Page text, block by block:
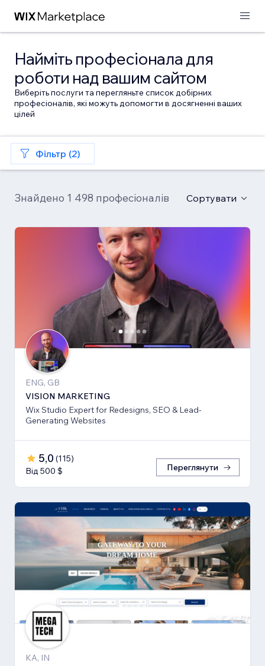
Найміть професіонала для
роботи над вашим сайтом
Виберіть послуги та перегляньте список добірних
професіоналів, які можуть допомогти в досягненні ваших
цілей
Фільтр (2)
Знайдено 1 498 професіоналів Сортувати
ENG, GB
VISION MARKETING
Wix Studio Expert for Redesigns, SEO & Lead-
Generating Websites
5,0 (115)
Від 500 $
Переглянути
KA, IN